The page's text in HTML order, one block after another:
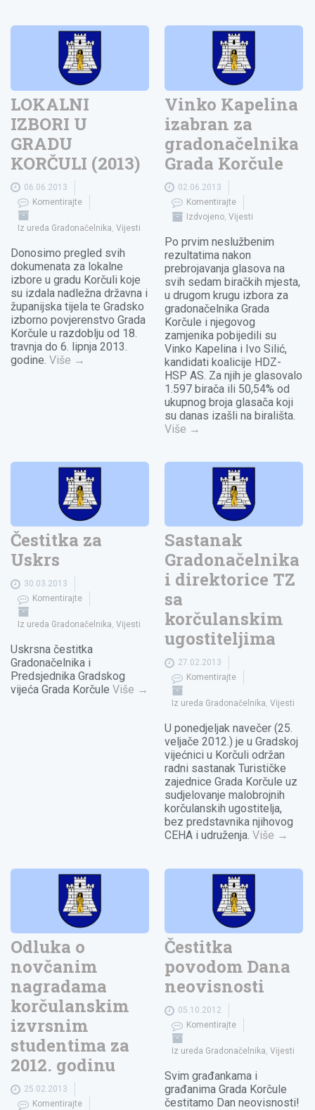
LOKALNI
IZBORI U
GRADU
KORČULI (2013)
06.06.2013
Komentirajte
Iz ureda Gradonačelnika Vijesti
Donosimo pregled svih
dokumenata za lokalne
izbore u gradu Korčuli koje
su izdala nadležna državna i
županijska tijela te Gradsko
izborno povjerenstvo Grada
Korčule u razdoblju od 18.
travnja do 6. lipnja 2013.
godine. Više →
Vinko Kapelina
izabran za
gradonačelnika
Grada Korčule
02.06.2013
Komentirajte
Izdvojeno ,Vijesti
Po prvim neslužbenim
rezultatima nakon
prebrojavanja glasova na
svih sedam biračkih mjesta,
u drugom krugu izbora za
gradonačelnika Grada
Korčule i njegovog
zamjenika pobijedili su
Vinko Kapelina i Ivo Silić,
kandidati koalicije HDZ-
HSP AS. Za njih je glasovalo
1.597 birača ili 50,54% od
ukupnog broja glasača koji
su danas izašli na birališta.
Više →
Čestitka za
Uskrs
30.03.2013
Komentirajte
Iz ureda Gradonačelnika, Vijesti
Uskrsna čestitka
Gradonačelnika i
Predsjednika Gradskog
vijeća Grada Korčule Više →
Sastanak
Gradonačelnika
i direktorice TZ
sa
korčulanskim
ugostiteljima
27.02.2013
Komentirajte
Iz ureda Gradonačelnika,Vijesti
U ponedjeljak navečer (25.
veljače 2012.) je u Gradskoj
vijećnici u Korčuli održan
radni sastanak Turističke
zajednice Grada Korčule uz
sudjelovanje malobrojnih
korčulanskih ugostitelja,
bez predstavnika njihovog
CEHA i udruženja.Više →
Odluka o
novčanim
nagradama
korčulanskim
izvrsnim
studentima za
2012. godinu
25.02.2013
Komentirajte
Čestitka
povodom Dana
neovisnosti
05.10.2012
Komentirajte
Iz ureda Gradonačelnika,Vijesti
Svim građankama i
građanima Grada Korčule
čestitamo Dan neovisnosti!